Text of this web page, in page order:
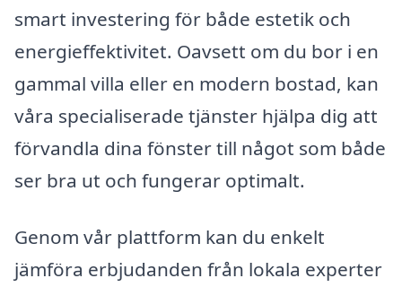
smart investering för både estetik och
energieffektivitet. Oavsett om du bor i en
gammal villa eller en modern bostad, kan
våra specialiserade tjänster hjälpa dig att
förvandla dina fönster till något som både
ser bra ut och fungerar optimalt.
Genom vår plattform kan du enkelt
jämföra erbjudanden från lokala experter